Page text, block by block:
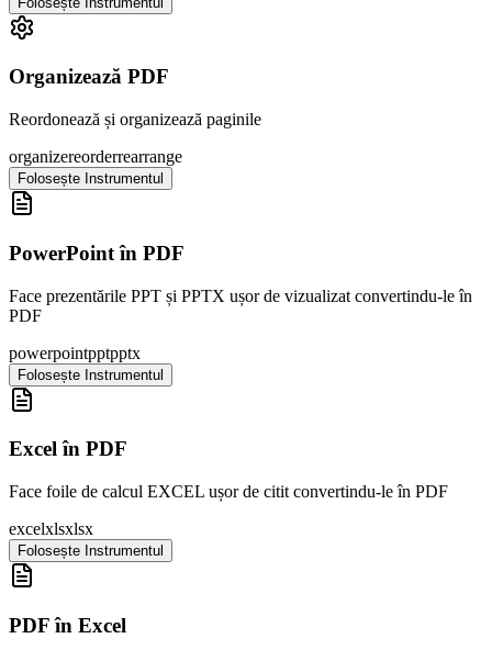
Organizează PDF
Reordonează și organizează paginile
organizereorderrearrange
Folosește Instrumentul
PowerPoint în PDF
Face prezentările PPT și PPTX ușor de vizualizat convertindu-le în
PDF
powerpointpptpptx
Folosește Instrumentul
Excel în PDF
Face foile de calcul EXCEL ușor de citit convertindu-le în PDF
excelxlsxlsx
Folosește Instrumentul
PDF în Excel